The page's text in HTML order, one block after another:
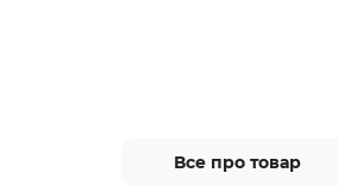
Все про товар